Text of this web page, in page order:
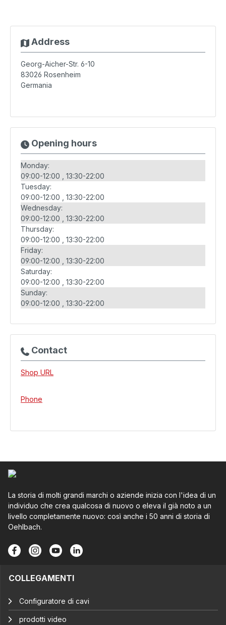
Address
Georg-Aicher-Str. 6-10
83026 Rosenheim
Germania
Opening hours
Monday:
09:00-12:00
13:30-22:00
Tuesday:
09:00-12:00
13:30-22:00
Wednesday:
09:00-12:00
13:30-22:00
Thursday:
09:00-12:00
13:30-22:00
Friday:
09:00-12:00
13:30-22:00
Saturday:
09:00-12:00
13:30-22:00
Sunday:
09:00-12:00
13:30-22:00
Contact
Shop URL
Phone
La storia di molti grandi marchi o aziende inizia con l'idea di un
individuo che crea qualcosa di nuovo o eleva il già noto a un
livello completamente nuovo: così anche i 50 anni di storia di
Oehlbach.
COLLEGAMENTI
Configuratore di cavi
prodotti video